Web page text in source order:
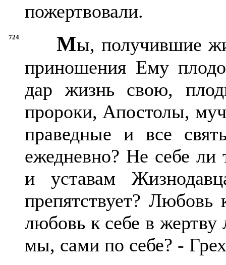
пожертвовали.
724 Мы, получившие
приношения Ему
дар жизнь свою,
пророки, Апостолы,
праведные и все
ежедневно? Не себе
и уставам
препятствует?
любовь к себе в жертву
мы, сами по себе? -